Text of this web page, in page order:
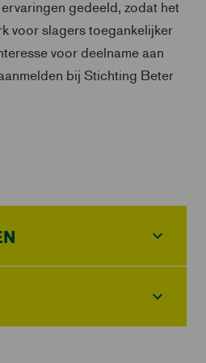
gedeeld, zodat het
voor slagers toegankelijker
voor deelname aan
bij Stichting Beter